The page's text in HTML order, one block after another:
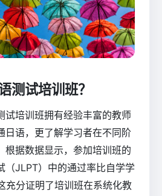
测试培训班？
试培训班拥有经验丰富的教师
日语，更了解学习者在不同阶
根据数据显示，参加培训班的
（JLPT）中的通过率比自学学
充分证明了培训班在系统化教